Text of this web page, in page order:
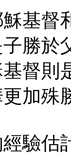
基督
勝於
督則
加殊
驗估